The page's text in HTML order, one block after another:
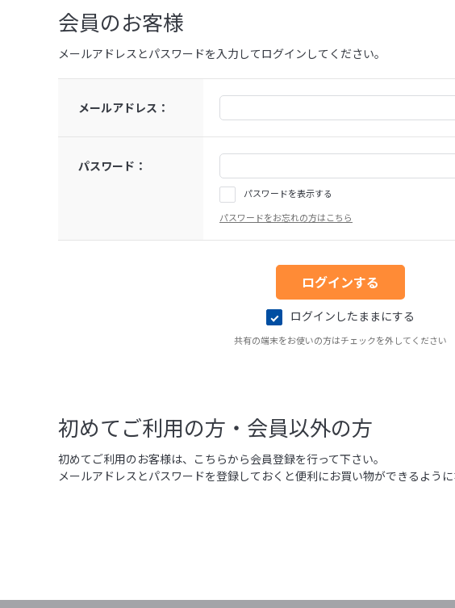
会員のお客様
メールアドレスとパスワードを入力してログインしてください。
メールアドレス：
パスワード：
パスワードを表示する
パスワードをお忘れの方はこちら
ログインしたままにする
共有の端末をお使いの方はチェックを外してください
初めてご利用の方・会員以外の方
初めてご利用のお客様は、こちらから会員登録を行って下さい。
メールアドレスとパスワードを登録しておくと便利にお買い物ができるように